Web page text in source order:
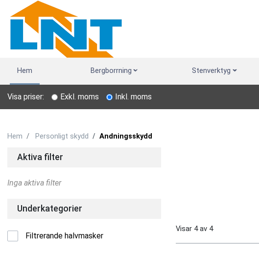
Hem Bergborrning Stenverktyg
Visa priser: Exkl. moms Inkl. moms
Hem Personligt skydd Andningsskydd
Visar 4av 4
Aktiva filter
Inga aktiva filter
Underkategorier
Filtrerande halvmasker